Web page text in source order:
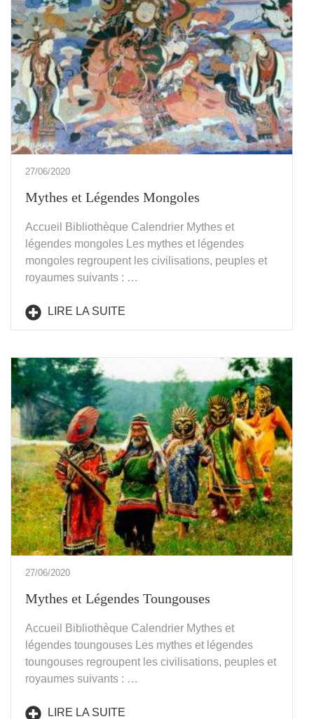
27/06/2020
Mythes et Légendes Mongoles
Accueil Bibliothèque Calendrier Mythes et
légendes mongoles Les mythes et légendes
mongoles regroupent les civilisations, peuples et
royaumes suivants : …
LIRE LA SUITE
27/06/2020
Mythes et Légendes Toungouses
Accueil Bibliothèque Calendrier Mythes et
légendes toungouses Les mythes et légendes
toungouses regroupent les civilisations, peuples et
royaumes suivants : …
LIRE LA SUITE